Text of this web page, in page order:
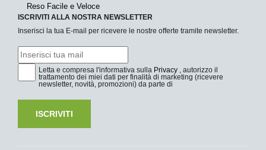
Reso Facile e Veloce
ISCRIVITI ALLA NOSTRA NEWSLETTER
Inserisci la tua E-mail per ricevere le nostre offerte tramite newsletter.
Letta e compresa l'informativa sulla Privacy , autorizzo il
trattamento dei miei dati per finalità di marketing (ricevere
newsletter, novità, promozioni) da parte di
ISCRIVITI